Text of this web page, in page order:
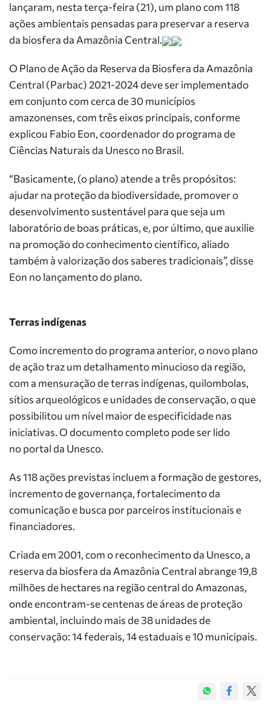
lançaram, nesta terça-feira (21), um plano com 118
ações ambientais pensadas para preservar a reserva
da biosfera da Amazônia Central.
O Plano de Ação da Reserva da Biosfera da Amazônia
Central (Parbac) 2021-2024 deve ser implementado
em conjunto com cerca de 30 municípios
amazonenses, com três eixos principais, conforme
explicou Fabio Eon, coordenador do programa de
Ciências Naturais da Unesco no Brasil.
“Basicamente, (o plano) atende a três propósitos:
ajudar na proteção da biodiversidade, promover o
desenvolvimento sustentável para que seja um
laboratório de boas práticas, e, por último, que auxilie
na promoção do conhecimento científico, aliado
também à valorização dos saberes tradicionais”, disse
Eon no lançamento do plano.
Terras indígenas
Como incremento do programa anterior, o novo plano
de ação traz um detalhamento minucioso da região,
com a mensuração de terras indígenas, quilombolas,
sítios arqueológicos e unidades de conservação, o que
possibilitou um nível maior de especificidade nas
iniciativas. O documento completo pode ser lido
no portal da Unesco.
As 118 ações previstas incluem a formação de gestores,
incremento de governança, fortalecimento da
comunicação e busca por parceiros institucionais e
financiadores.
Criada em 2001, com o reconhecimento da Unesco, a
reserva da biosfera da Amazônia Central abrange 19,8
milhões de hectares na região central do Amazonas,
onde encontram-se centenas de áreas de proteção
ambiental, incluindo mais de 38 unidades de
conservação: 14 federais, 14 estaduais e 10 municipais.